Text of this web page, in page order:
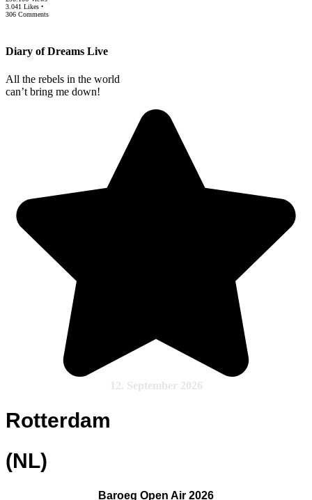
3.041 Likes •
306 Comments
Diary of Dreams Live
All the rebels in the world
can’t bring me down!
12. September 2026
Rotterdam
(NL)
Baroeg Open Air 2026